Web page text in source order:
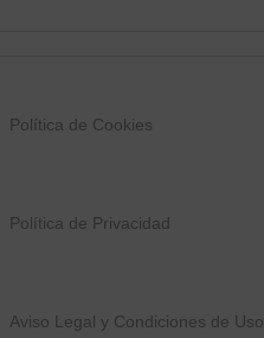
Política de Cookies
Política de Privacidad
Aviso Legal y Condiciones de Uso